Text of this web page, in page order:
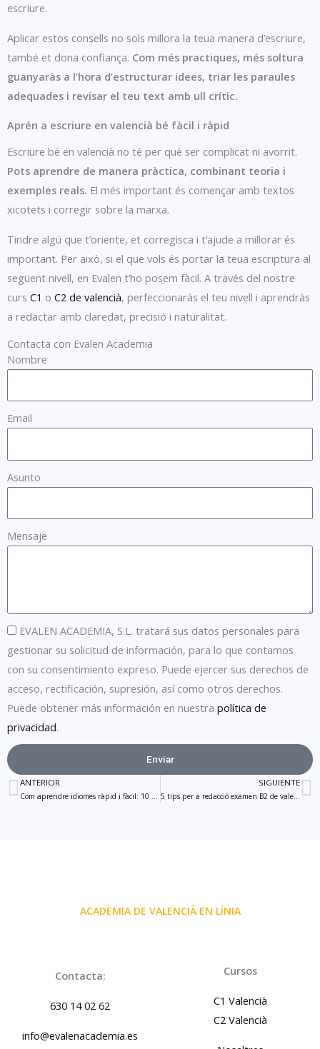
escriure.
Aplicar estos consells no sols millora la teua manera d’escriure,
també et dona confiança. Com més practiques, més soltura
guanyaràs a l’hora d’estructurar idees, triar les paraules
adequades i revisar el teu text amb ull crític.
Aprén a escriure en valencià bé fàcil i ràpid
Escriure bé en valencià no té per què ser complicat ni avorrit.
Pots aprendre de manera pràctica, combinant teoria i
exemples reals. El més important és començar amb textos
xicotets i corregir sobre la marxa.
Tindre algú que t’oriente, et corregisca i t’ajude a millorar és
important. Per això, si el que vols és portar la teua escriptura al
següent nivell, en Evalen t’ho posem fàcil. A través del nostre
curs C1 o C2 de valencià, perfeccionaràs el teu nivell i aprendràs
a redactar amb claredat, precisió i naturalitat.
Contacta con Evalen Academia
Nombre
Email
Asunto
Mensaje
EVALEN ACADEMIA, S.L. tratará sus datos personales para
gestionar su solicitud de información, para lo que contamos
con su consentimiento expreso. Puede ejercer sus derechos de
acceso, rectificación, supresión, así como otros derechos.
Puede obtener más información en nuestra política de
privacidad.
Enviar
Prev
ANTERIOR
Com aprendre idiomes ràpid i fàcil: 10 trucs infal·libles
SIGUIENTE
5 tips per a redacció examen B2 de valencià
ACADÈMIA DE VALENCIÀ EN LÍNIA
Contacta:
630 14 02 62
info@evalenacademia.es
Cursos
C1 Valencià
C2 Valencià